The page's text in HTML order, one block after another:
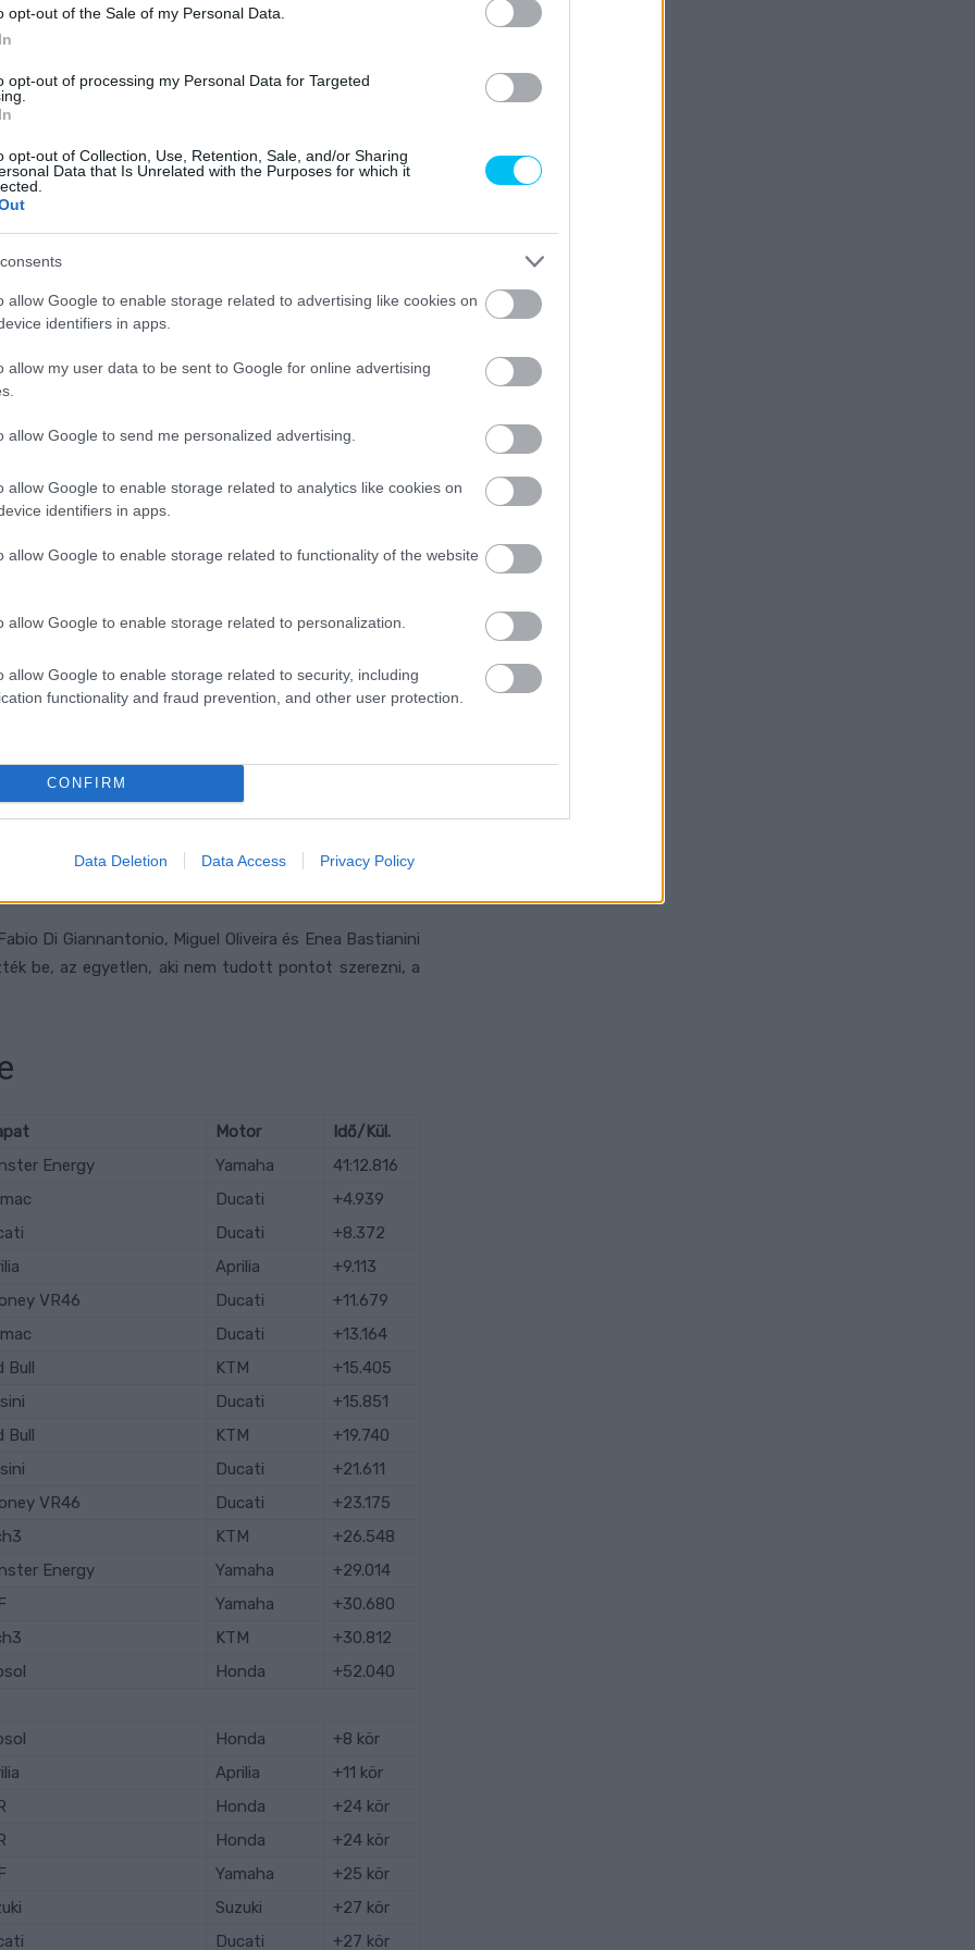
opt-out of the Sale of my Personal Data.
opt-out of processing my Personal Data for Targeted
opt-out of Collection, Use, Retention, Sale, and/or Sharing
Data that Is Unrelated with the Purposes for which it
allow Google to enable storage related to advertising like cookies on
identifiers in apps.
allow my user data to be sent to Google for online advertising
allow Google to send me personalized advertising.
allow Google to enable storage related to analytics like cookies on
identifiers in apps.
allow Google to enable storage related to functionality of the website
allow Google to enable storage related to personalization.
allow Google to enable storage related to security, including
functionality and fraud prevention, and other user protection.
CONFIRM
Data Deletion Data Access Privacy Policy
egymással a dobogó legalsó fokáért. A két
büntetését már letöltő Jack Miller, és fokozatosan
második felében
Jorge Martínnal volt elfoglalva a hatodik
Pramac Ducatiján a két versenyző a hatodik helyért
mellé hamar felzárkózott Jack Miller, háromfőssé
Maverick Viñales bírta a legrosszabbul, egy hiba után
aztán nem sokkal később kicsi híján el is dobta az
kellett kiállnia.
hizlalta az előnyét Zarcóhoz képest, közepes hátsó
ment még el Espargaró mellett, úgy tűnt, kivárásra
volna el magát az előzésre, de nem tudta bevenni
Öt körrel a vége előtt ez a négyes Marini-Martín-
felé.
Espargarót, akire hibájának következtében
tudta nagyon kényelmes különbséggel megnyerni.
futott be másodikként, Miller pedig türelmes
Espargarónak végül a negyedik hely maradt
minden riválist, sőt, a negyedik apriliáshoz is közel
Di Giannantonio, Miguel Oliveira és Enea Bastianini
be, az egyetlen, aki nem tudott pontot szerezni, a
Motor
Idő/Kül.
Energy Yamaha
41:12.816
Ducati
+4.939
Ducati
+8.372
Aprilia
+9.113
VR46 Ducati
+11.679
Ducati
+13.164
Bull KTM
+15.405
Ducati
+15.851
Bull KTM
+19.740
Ducati
+21.611
VR46 Ducati
+23.175
KTM
+26.548
Energy Yamaha
+29.014
Yamaha
+30.680
KTM
+30.812
Honda
+52.040
Honda
+8 kör
Aprilia
+11 kör
Honda
+24 kör
Honda
+24 kör
Yamaha
+25 kör
Suzuki
+27 kör
Ducati +27 kör